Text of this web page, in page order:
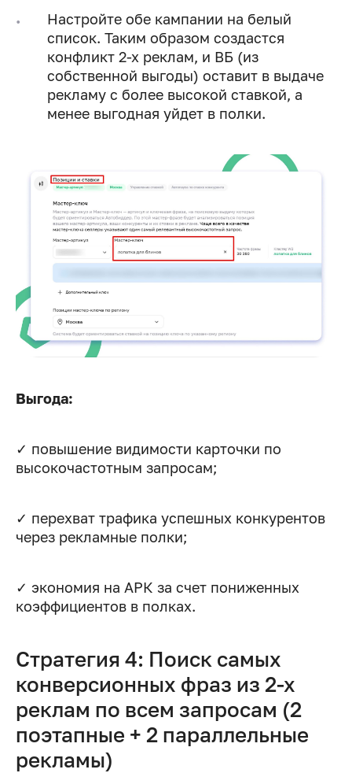
Настройте обе кампании на белый
список. Таким образом создастся
конфликт 2-х реклам, и ВБ (из
собственной выгоды) оставит в выдаче
рекламу с более высокой ставкой, а
менее выгодная уйдет в полки.
Выгода:
✓ повышение видимости карточки по
высокочастотным запросам;
✓ перехват трафика успешных конкурентов
через рекламные полки;
✓ экономия на АРК за счет пониженных
коэффициентов в полках.
Стратегия 4: Поиск самых
конверсионных фраз из 2-х
реклам по всем запросам (2
поэтапные + 2 параллельные
рекламы)